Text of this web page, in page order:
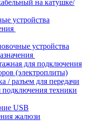
на катушке/
устройства
устройства
для подключения
(электроплиты)
/ разъем для передачи
техники
USB
жалюзи